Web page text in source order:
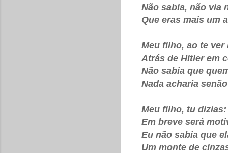
Não sabia, não via
Que eras mais um
Meu filho, ao te ver
Atrás de Hitler em
Não sabia que
Nada acharia
Meu filho, tu dizias:
Em breve será
Eu não sabia que
Um monte de